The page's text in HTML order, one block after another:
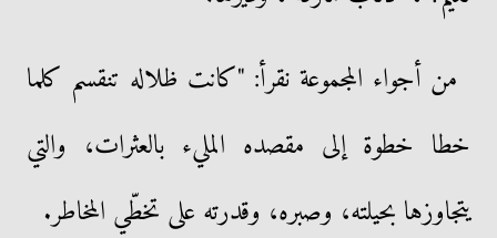
من أجواء المجموعة نقرأ: "كانت ظلاله تنقسم كلما
خطا خطوة إلى مقصده المليء بالعثرات، والتي
يتجاوزها بحيلته، وصبره، وقدرته على تخطّي المخاطر.